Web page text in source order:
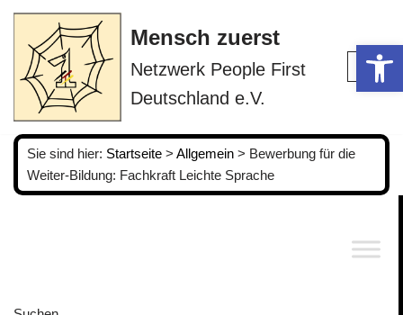
Zum
Inhalt
springen
Mensch zuerst
Netzwerk People First
Deutschland e.V.
Sie sind hier: Startseite > Allgemein > Bewerbung für die
Weiter-Bildung: Fachkraft Leichte Sprache